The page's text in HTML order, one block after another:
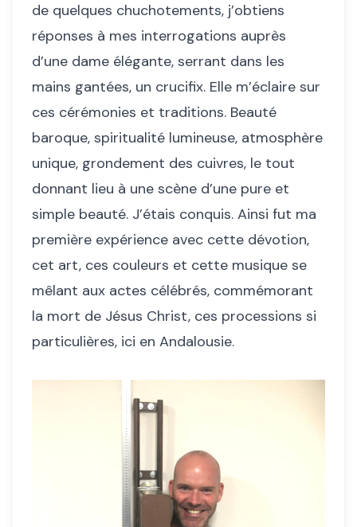
de quelques chuchotements, j’obtiens
réponses à mes interrogations auprès
d’une dame élégante, serrant dans les
mains gantées, un crucifix. Elle m’éclaire sur
ces cérémonies et traditions. Beauté
baroque, spiritualité lumineuse, atmosphère
unique, grondement des cuivres, le tout
donnant lieu à une scène d’une pure et
simple beauté. J’étais conquis. Ainsi fut ma
première expérience avec cette dévotion,
cet art, ces couleurs et cette musique se
mêlant aux actes célébrés, commémorant
la mort de Jésus Christ, ces processions si
particulières, ici en Andalousie.